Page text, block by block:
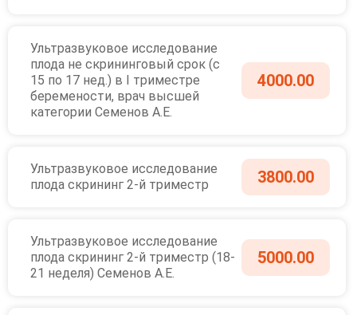
Ультразвуковое исследование
плода не скрининговый срок (с
15 по 17 нед.) в I триместре
беремености, врач высшей
категории Семенов А.Е.
4000.00
Ультразвуковое исследование
плода скрининг 2-й триместр
3800.00
Ультразвуковое исследование
плода скрининг 2-й триместр (18-
21 неделя) Семенов А.Е.
5000.00